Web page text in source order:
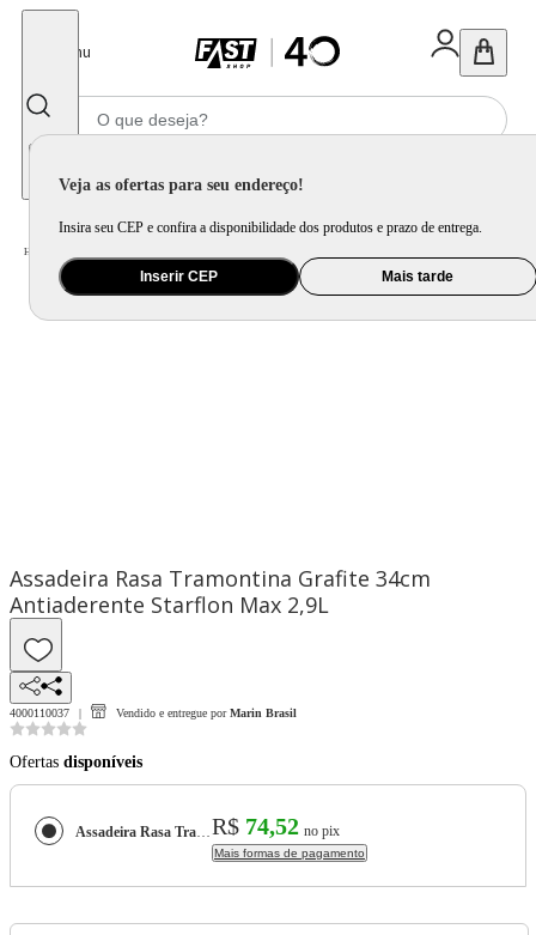
Menu
Veja as ofertas para seu endereço!
Insira seu CEP e confira a disponibilidade dos produtos e prazo de entrega.
Inserir CEP Mais tarde
Home
Assadeira Rasa Tramontina Grafite 34cm
Antiaderente Starflon Max 2,9L
4000110037 Vendido e entregue por Marin Brasil
Ofertas disponíveis
Assadeira Rasa Tramontina Grafite 34cm Antiaderente Starflon Max 2,9LR$ 74,52 no pix
Mais formas de pagamento